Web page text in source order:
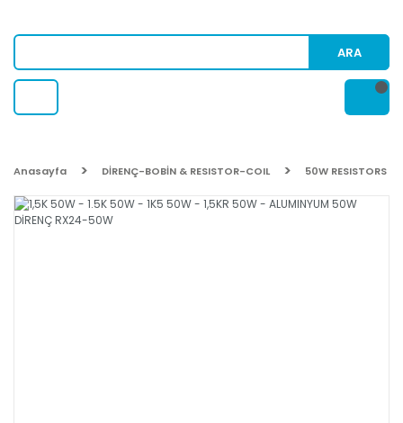
ARA
Anasayfa DİRENÇ-BOBİN & RESISTOR-COIL 50W RESISTORS